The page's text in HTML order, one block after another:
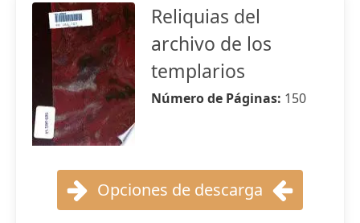
Reliquias del
archivo de los
templarios
Número de Páginas: 150
Opciones de descarga